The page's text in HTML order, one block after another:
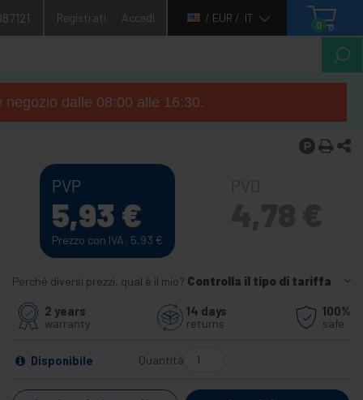
Registrati Accedi / EUR / IT
0
dalle 08:00 alle 16:30.
PVP
5,93 €
Prezzo con IVA: 5,93 €
Perché diversi prezzi, qual è il mio? Controlla il tipo di tariffa
2 years
warranty
14 days
returns
100%
safe
Disponibile Quantità